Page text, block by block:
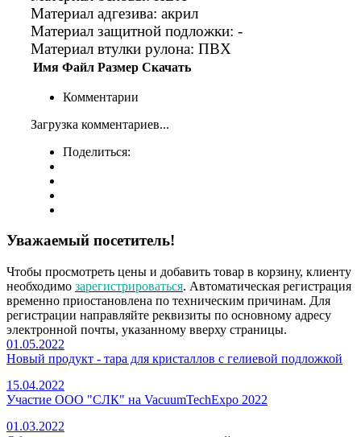
Материал адгезива: акрил
Материал защитной подложки: -
Материал втулки рулона: ПВХ
Имя Файл Размер Скачать
Комментарии
Загрузка комментариев...
Поделиться:
Уважаемый посетитель!
Чтобы просмотреть цены и добавить товар в корзину, клиенту
необходимо зарегистрироваться. Автоматическая регистрация
временно приостановлена по техническим причинам. Для
регистрации направляйте реквизиты по основному адресу
электронной почты, указанному вверху страницы.
01.05.2022
Новый продукт - тара для кристаллов с гелиевой подложкой
15.04.2022
Участие ООО "СЛК" на VacuumTechExpo 2022
01.03.2022